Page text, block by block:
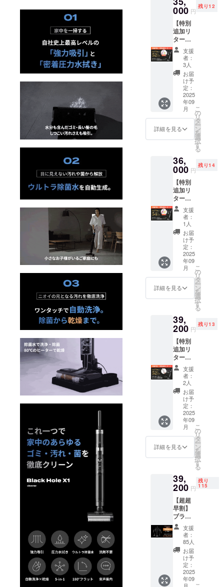
企画メー
カー、商社
として、未
来を見据え
た成長可能
なマーケッ
トを生みだ
し、 ハイク
オリティー
なデザイ
ン・技術力
で高付加価
開発力、技
術力、生産
力、提案
力、製品管
理力を持っ
た、ニーズ
に応えられ
る企業を目
指します。
000 円
残り12
【特別
追加リ
ターン
52%OF
F】ブ
ラック
ホール
掃除機
（スタ
ンダー
ド）＋
クリー
ナー消
臭剤3個
セット×
１／
【先着
15名様
限定】
《37,98
0円もお
得！》
総額：
72,980
円 →
35,000
（52%
OFF）
【内
容】 ●
商品名
5in1掃
ド）＋
クリー
ナー消
臭剤
セット
【セッ
ト内
容】 ・
ブラッ
クホー
ル掃除
機×１台
（本
体） ・
付属品
（5点）
収納充
燥1個、
隙間ノ
ズル1
個、
2in1ブ
ラシ1
個、お
手入れ
ブラシ1
本、電
源アダ
プター1
臭剤
支援
者：
3人
お届
け予
定：
2025
年09
月
詳細を見る
こ
の
リ
タ
ー
ン
を
選
択
す
る
36,
000 円
残り14
【特別
追加リ
ターン
54%OF
F】ブ
ラック
ホール
掃除機
（スタ
ンダー
ド）×１
＋ク
リー
ナー消
臭剤3個
セット×
SOUYI
【先着
15名様
限定】
《42,94
0円もお
得！》
総額：
78,940
円 →
36,000
（54%
OFF）
【内
容】 ●
商品名
ンダー
ド）＋
クリー
ナー消
臭剤
セット
【セッ
ト内
容】 ・
ブラッ
クホー
ル掃除
機×１台
（本
支援
者：
1人
お届
け予
定：
2025
年09
月
詳細を見る
こ
の
リ
タ
ー
ン
を
選
択
す
る
39,
200 円
残り13
【特別
追加リ
ターン
52%OF
F】ブ
ラック
ホール
掃除機
（スタ
ンダー
ド）×１
＋衣類
乾燥機
セット×
１／
SOUYI
15名様
限定】
《43,60
0円もお
得！》
総額：
82,800
円 →
39,200
円
（52%
OFF）
【内
容】 ●
支援
者：
2人
お届
け予
定：
2025
年09
月
詳細を見る
こ
の
リ
タ
ー
ン
を
選
択
す
る
39,
200 円
残り
115
【超超
早割】
ブラッ
クホー
ルX1掃
除機ス
ペシャ
ルセッ
ト×1／
SOUYI
《40,80
支援
者：
85人
お届
け予
定：
2025
年09
月